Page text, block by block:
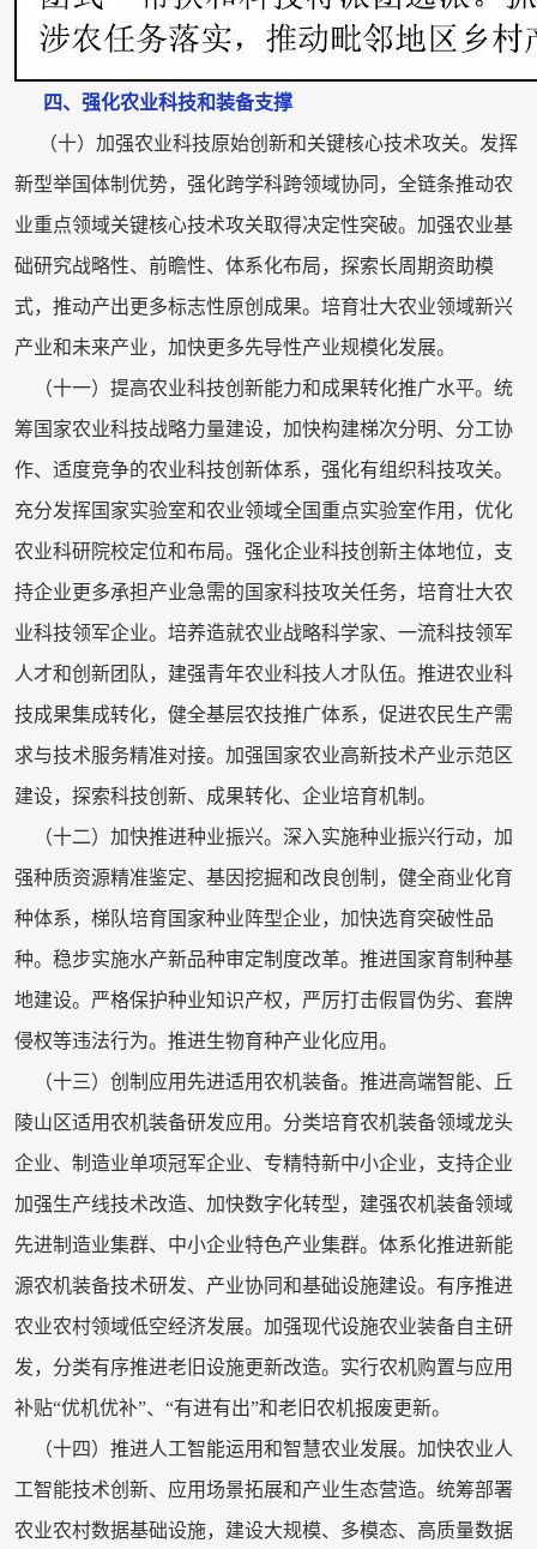
四、强化农业科技和装备支撑
（十）加强农业科技原始创新和关键核心技术攻关。发挥
新型举国体制优势，强化跨学科跨领域协同，全链条推动农
业重点领域关键核心技术攻关取得决定性突破。加强农业基
础研究战略性、前瞻性、体系化布局，探索长周期资助模
式，推动产出更多标志性原创成果。培育壮大农业领域新兴
产业和未来产业，加快更多先导性产业规模化发展。
（十一）提高农业科技创新能力和成果转化推广水平。统
筹国家农业科技战略力量建设，加快构建梯次分明、分工协
作、适度竞争的农业科技创新体系，强化有组织科技攻关。
充分发挥国家实验室和农业领域全国重点实验室作用，优化
农业科研院校定位和布局。强化企业科技创新主体地位，支
持企业更多承担产业急需的国家科技攻关任务，培育壮大农
业科技领军企业。培养造就农业战略科学家、一流科技领军
人才和创新团队，建强青年农业科技人才队伍。推进农业科
技成果集成转化，健全基层农技推广体系，促进农民生产需
求与技术服务精准对接。加强国家农业高新技术产业示范区
建设，探索科技创新、成果转化、企业培育机制。
（十二）加快推进种业振兴。深入实施种业振兴行动，加
强种质资源精准鉴定、基因挖掘和改良创制，健全商业化育
种体系，梯队培育国家种业阵型企业，加快选育突破性品
种。稳步实施水产新品种审定制度改革。推进国家育制种基
地建设。严格保护种业知识产权，严厉打击假冒伪劣、套牌
侵权等违法行为。推进生物育种产业化应用。
（十三）创制应用先进适用农机装备。推进高端智能、丘
陵山区适用农机装备研发应用。分类培育农机装备领域龙头
企业、制造业单项冠军企业、专精特新中小企业，支持企业
加强生产线技术改造、加快数字化转型，建强农机装备领域
先进制造业集群、中小企业特色产业集群。体系化推进新能
源农机装备技术研发、产业协同和基础设施建设。有序推进
农业农村领域低空经济发展。加强现代设施农业装备自主研
发，分类有序推进老旧设施更新改造。实行农机购置与应用
补贴“优机优补”、“有进有出”和老旧农机报废更新。
（十四）推进人工智能运用和智慧农业发展。加快农业人
工智能技术创新、应用场景拓展和产业生态营造。统筹部署
农业农村数据基础设施，建设大规模、多模态、高质量数据